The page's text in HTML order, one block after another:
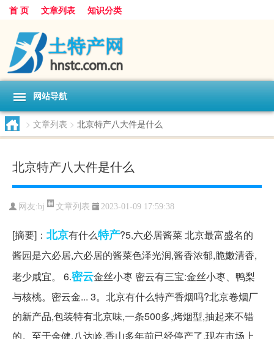
首 页 文章列表 知识分类
网站导航
> 文章列表 > 北京特产八大件是什么
北京特产八大件是什么
网友:bj 文章列表 2023-01-09 17:59:38
[摘要]： 北京有什么特产?5.六必居酱菜 北京最富盛名的
酱园是六必居,六必居的酱菜色泽光润,酱香浓郁,脆嫩清香,
老少咸宜。 6.密云金丝小枣 密云有三宝:金丝小枣、鸭梨
与核桃。密云金... 3。北京有什么特产香烟吗?北京卷烟厂
的新产品,包装特有北京味,一条500多,烤烟型,抽起来不错
的。至于金健,八达岭,香山多年前已经停产了,现在市场上